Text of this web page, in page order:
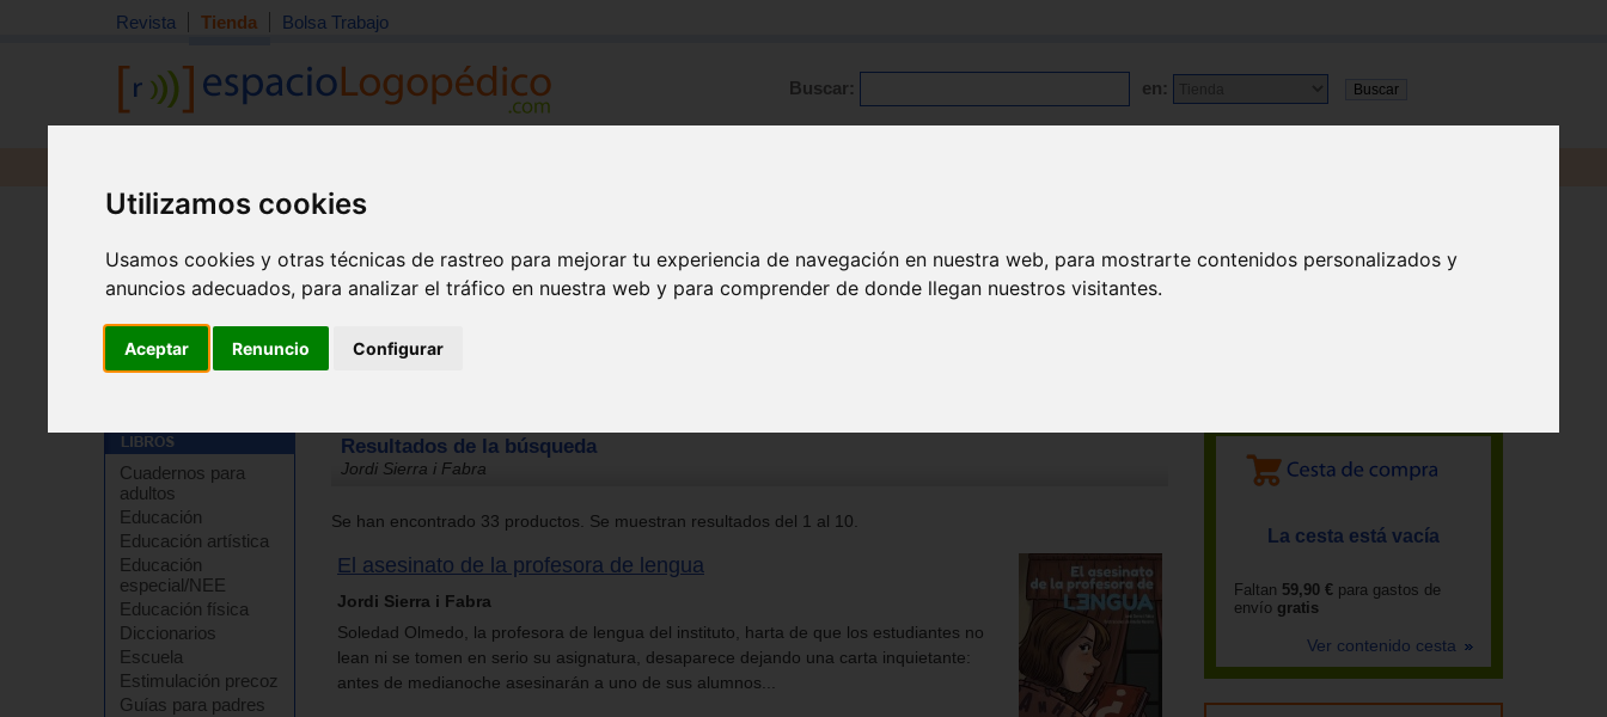
Utilizamos cookies
Usamos cookies y otras técnicas de rastreo para mejorar tu experiencia de navegación en nuestra web, para mostrarte contenidos personalizados y
anuncios adecuados, para analizar el tráfico en nuestra web y para comprender de donde llegan nuestros visitantes.
Aceptar Renuncio Configurar
Revista Tienda Bolsa Trabajo
Buscar: en:
Cuadernos para
adultos
Educación
Educación artística
Educación
especial/NEE
Educación física
Diccionarios
Escuela
Estimulación precoz
Guías para padres
Resultados de la búsqueda
Jordi Sierra i Fabra
Se han encontrado 33 productos. Se muestran resultados del 1 al 10.
El asesinato de la profesora de lengua
Jordi Sierra i Fabra
Soledad Olmedo, la profesora de lengua del instituto, harta de que los estudiantes no
lean ni se tomen en serio su asignatura, desaparece dejando una carta inquietante:
antes de medianoche asesinarán a uno de sus alumnos...
La cesta está vacía
Faltan 59,90 € para gastos de
envío gratis
Ver contenido cesta